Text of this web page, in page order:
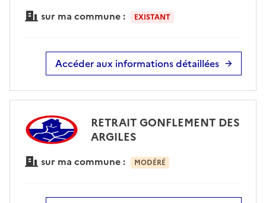
sur ma commune : EXISTANT
Accéder aux informations détaillées
RETRAIT GONFLEMENT DES
ARGILES
sur ma commune : MODÉRÉ